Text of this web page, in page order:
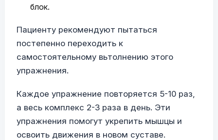
блок.
Пациенту рекомендуют пытаться
постепенно переходить к
самостоятельному вьтолнению этого
упражнения.
Каждое упражнение повторяется 5-10 раз,
а весь комплекс 2-3 раза в день. Эти
упражнения помогут укрепить мышцы и
освоить движения в новом суставе.